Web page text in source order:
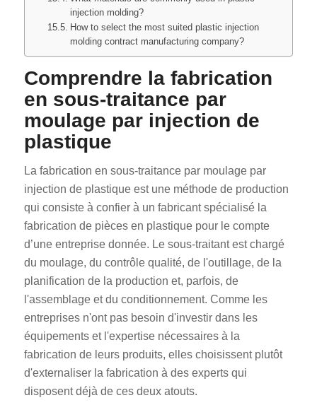
injection molding?
How to select the most suited plastic injection
molding contract manufacturing company?
Comprendre la fabrication
en sous-traitance par
moulage par injection de
plastique
La fabrication en sous-traitance par moulage par
injection de plastique est une méthode de production
qui consiste à confier à un fabricant spécialisé la
fabrication de pièces en plastique pour le compte
d’une entreprise donnée. Le sous-traitant est chargé
du moulage, du contrôle qualité, de l'outillage, de la
planification de la production et, parfois, de
l'assemblage et du conditionnement. Comme les
entreprises n'ont pas besoin d'investir dans les
équipements et l'expertise nécessaires à la
fabrication de leurs produits, elles choisissent plutôt
d'externaliser la fabrication à des experts qui
disposent déjà de ces deux atouts.